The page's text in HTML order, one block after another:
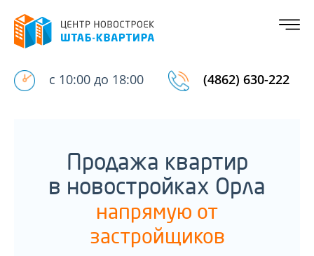
с 10:00 до 18:00 (4862) 630-222
Продажа квартир
в новостройках Орла
напрямую от
застройщиков